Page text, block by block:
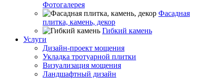
Фотогалерея
Фасадная
плитка, камень, декор
Гибкий камень
Услуги
Дизайн-проект мощения
Укладка тротуарной плитки
Визуализация мощения
Ландшафтный дизайн